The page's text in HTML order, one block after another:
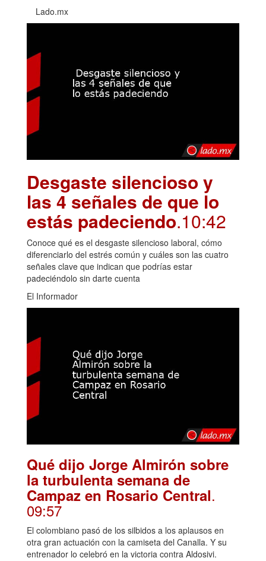
Lado.mx
Desgaste silencioso y
las 4 señales de que lo
estás padeciendo.10:42
Conoce qué es el desgaste silencioso laboral, cómo
diferenciarlo del estrés común y cuáles son las cuatro
señales clave que indican que podrías estar
padeciéndolo sin darte cuenta
El Informador
Qué dijo Jorge Almirón sobre
la turbulenta semana de
Campaz en Rosario Central.
09:57
El colombiano pasó de los silbidos a los aplausos en
otra gran actuación con la camiseta del Canalla. Y su
entrenador lo celebró en la victoria contra Aldosivi.